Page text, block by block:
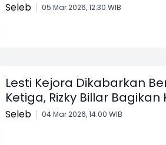
Seleb 05 Mar 2026, 12:30 WIB
Lesti Kejora Dikabarkan
Ketiga, Rizky Billar Bagikan
Seleb 04 Mar 2026, 14:00 WIB